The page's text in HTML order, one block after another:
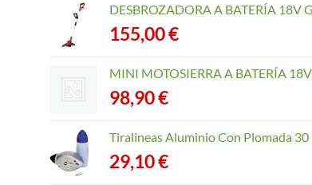
DESBROZADORA A BATERÍA 18V
155,00€
MINI MOTOSIERRA A BATERÍA
98,90€
Tiralineas Aluminio Con Plomada
29,10€